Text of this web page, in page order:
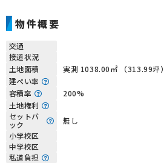
物件概要
交通
接道状況
土地面積
実測 1038.00㎡ （313.99坪）
建ぺい率
容積率
200%
土地権利
セットバ
ック
無し
小学校区
中学校区
私道負担